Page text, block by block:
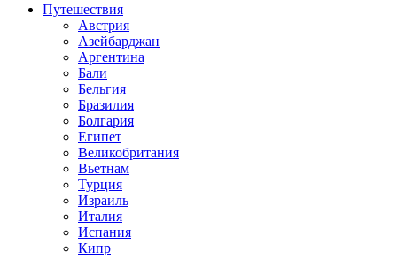
Путешествия
Австрия
Азейбарджан
Аргентина
Бали
Бельгия
Бразилия
Болгария
Египет
Великобритания
Вьетнам
Турция
Израиль
Италия
Испания
Кипр